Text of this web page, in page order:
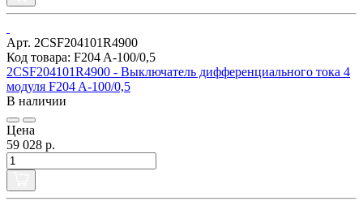
Арт. 2CSF204101R4900
Код товара: F204 A-100/0,5
2CSF204101R4900 - Выключатель дифференциального тока 4
модуля F204 A-100/0,5
В наличии
Цена
59 028 р.